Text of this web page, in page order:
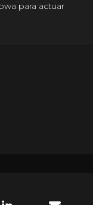
para actuar